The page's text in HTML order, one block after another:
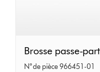
Brosse
passe-
Brosse passe-
N° de pièce 966451-01